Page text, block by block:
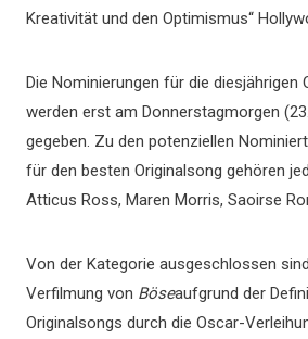
Kreativität und den Optimismus“
Die Nominierungen für die diesjährigen
werden erst am Donnerstagmorgen
gegeben. Zu den potenziellen
für den besten Originalsong gehören
Atticus Ross, Maren Morris, Saoirse
Von der Kategorie ausgeschlossen
Verfilmung von Böseaufgrund der
Originalsongs durch die Oscar-